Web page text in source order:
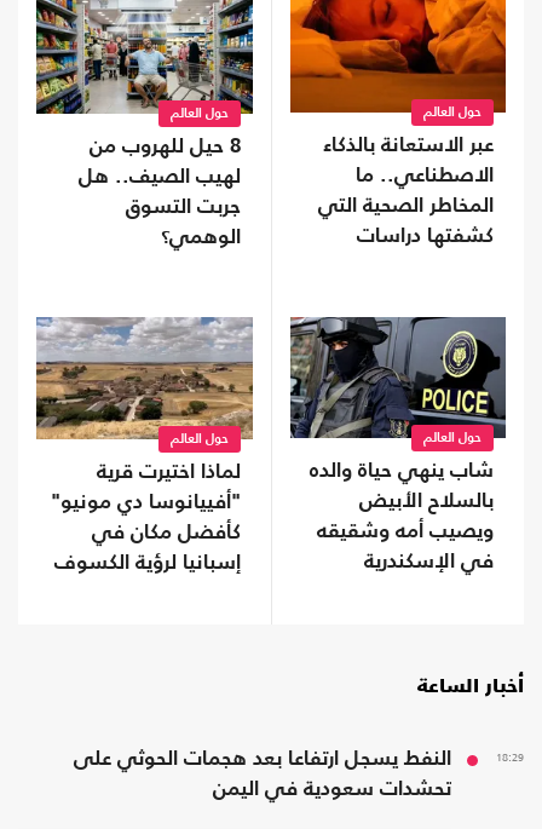
حول العالم
عبر الاستعانة بالذكاء
الاصطناعي.. ما
المخاطر الصحية التي
كشفتها دراسات
حول العالم
8 حيل للهروب من
لهيب الصيف.. هل
جربت التسوق
الوهمي؟
حول العالم
شاب ينهي حياة والده
بالسلاح الأبيض
ويصيب أمه وشقيقه
في الإسكندرية
حول العالم
لماذا اختيرت قرية
"أفييانوسا دي مونيو"
كأفضل مكان في
إسبانيا لرؤية الكسوف
أخبار الساعة
18:29
النفط يسجل ارتفاعا بعد هجمات الحوثي على
تحشدات سعودية في اليمن